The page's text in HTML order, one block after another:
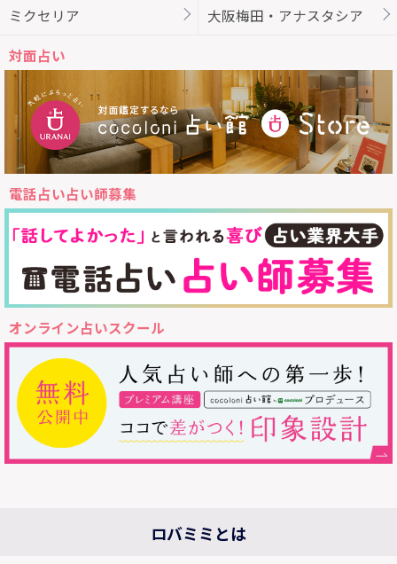
ミクセリア
大阪梅田・アナスタシア
対面占い
電話占い占い師募集
オンライン占いスクール
ロバミミとは